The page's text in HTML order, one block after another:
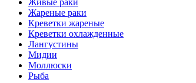
Живые раки
Жареные раки
Креветки жареные
Креветки охлажденные
Лангустины
Мидии
Моллюски
Рыба